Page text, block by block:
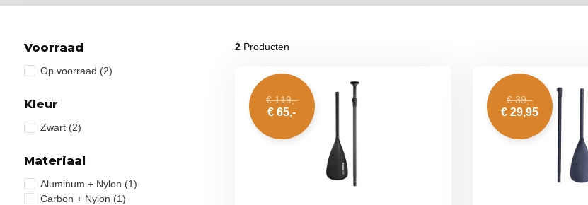
Voorraad
Op voorraad (2)
Kleur
Zwart (2)
Materiaal
Aluminum + Nylon (1)
Carbon + Nylon (1)
2Producten
€ 119,-
€ 65,-
€ 39,-
€ 29,95